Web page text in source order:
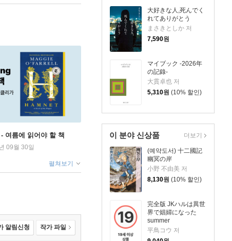
大好きな人,死んでく
れてありがとう
まさきとしか 저
7,590원
マイブック -2026年
の記錄-
大貫卓也 저
5,310원 (10% 할인)
이 분야 신상품
(예약도서) 十二國記
幽冥の岸
小野 不由美 저
8,130원 (10% 할인)
完全版 JKハルは異世
界で娼婦になった
summer
平鳥コウ 저
더보기
여름에 읽어야 할 책
09월 30일
펼쳐보기
알림신청 작가 파일